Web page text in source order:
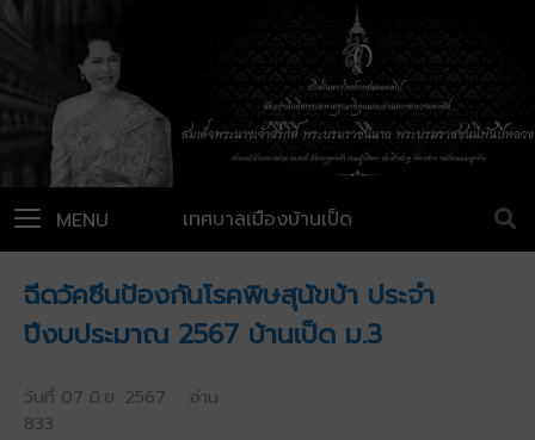
เทศบาลเมืองบ้านเป็ด
MENU
ฉีดวัคซีนป้องกันโรคพิษสุนัขบ้า ประจำ
ปีงบประมาณ 2567 บ้านเป็ด ม.3
วันที่ 07 มิ.ย. 2567 อ่าน
833